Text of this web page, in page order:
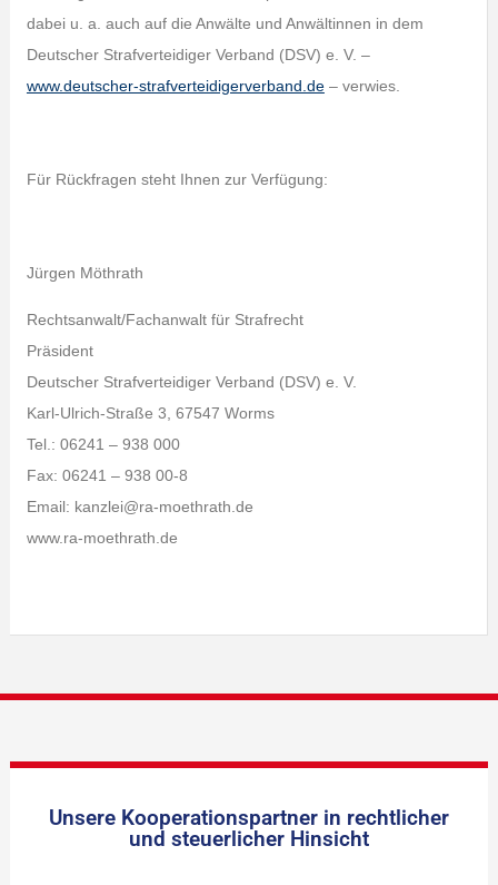
dabei u. a. auch auf die Anwälte und Anwältinnen in dem
Deutscher Strafverteidiger Verband (DSV) e. V. –
www.deutscher-strafverteidigerverband.de– verwies.
Für Rückfragen steht Ihnen zur Verfügung:
Jürgen Möthrath
Rechtsanwalt/Fachanwalt für Strafrecht
Präsident
Deutscher Strafverteidiger Verband (DSV) e. V.
Karl-Ulrich-Straße 3, 67547 Worms
Tel.: 06241 – 938 000
Fax: 06241 – 938 00-8
Email: kanzlei@ra-moethrath.de
www.ra-moethrath.de
Unsere Kooperationspartner in rechtlicher
und steuerlicher Hinsicht